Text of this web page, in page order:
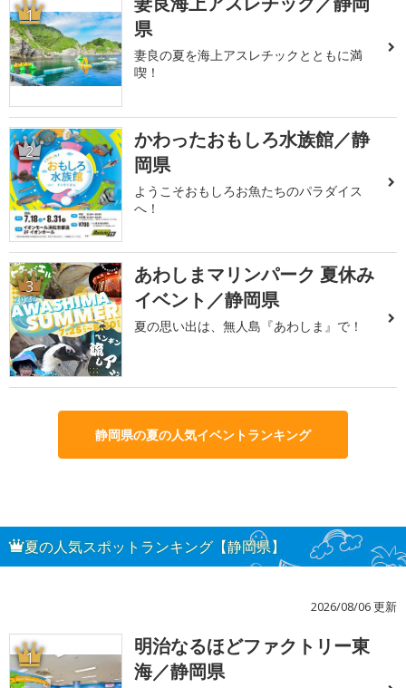
1
県
妻良の夏を海上アスレチックとともに満
喫！
2
かわったおもしろ水族館／静
岡県
ようこそおもしろお魚たちのパラダイス
へ！
3
あわしまマリンパーク 夏休み
イベント／静岡県
夏の思い出は、無人島『あわしま』で！
静岡県の夏の人気イベントランキング
夏の人気スポットランキング【静岡県】
2026/08/06 更新
1
明治なるほどファクトリー東
海／静岡県